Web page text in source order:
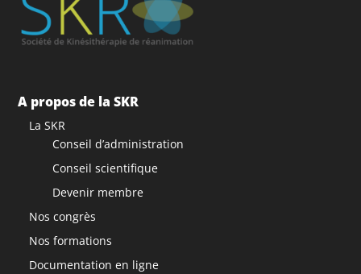
A propos de la SKR
La SKR
Conseil d’administration
Conseil scientifique
Devenir membre
Nos congrès
Nos formations
Documentation en ligne